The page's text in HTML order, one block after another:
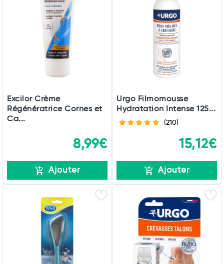
Excilor Crème
Régénératrice Cornes et
Ca...
8,99€
Ajouter
Urgo Filmomousse
Hydratation Intense 125...
(210)
15,12€
Ajouter